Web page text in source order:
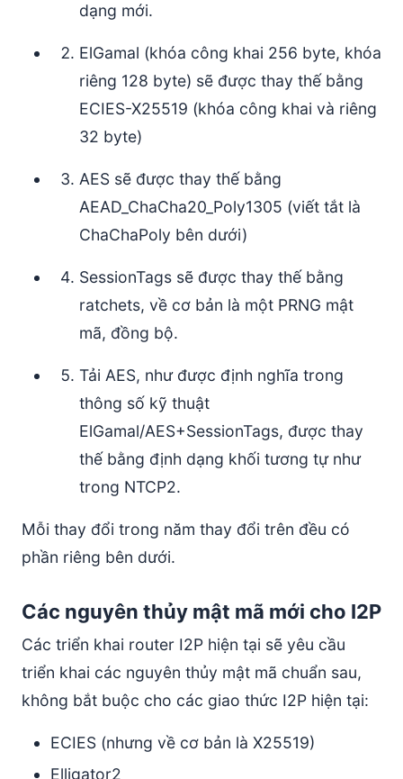
dạng mới.
ElGamal (khóa công khai 256 byte, khóa
riêng 128 byte) sẽ được thay thế bằng
ECIES-X25519 (khóa công khai và riêng
32 byte)
AES sẽ được thay thế bằng
AEAD_ChaCha20_Poly1305 (viết tắt là
ChaChaPoly bên dưới)
SessionTags sẽ được thay thế bằng
ratchets, về cơ bản là một PRNG mật
mã, đồng bộ.
Tải AES, như được định nghĩa trong
thông số kỹ thuật
ElGamal/AES+SessionTags, được thay
thế bằng định dạng khối tương tự như
trong NTCP2.
Mỗi thay đổi trong năm thay đổi trên đều có
phần riêng bên dưới.
Các nguyên thủy mật mã mới cho I2P
Các triển khai router I2P hiện tại sẽ yêu cầu
triển khai các nguyên thủy mật mã chuẩn sau,
không bắt buộc cho các giao thức I2P hiện tại:
ECIES (nhưng về cơ bản là X25519)
Elligator2